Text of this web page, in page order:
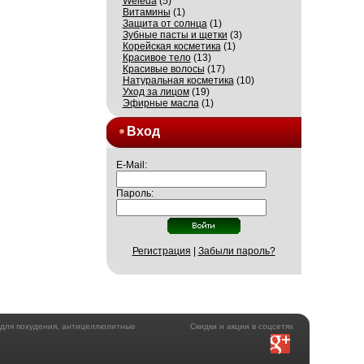
Витамины (1)
Защита от солнца(1)
Зубные пасты и щетки (3)
Корейская косметика(1)
Красивое тело(13)
Красивые волосы (17)
Натуральная косметика(10)
Уход за лицом(19)
Эфирные масла(1)
Вход
E-Mail:
Пароль:
Регистрация Забыли пароль?
Скидки и акции в соцсетях
похудения, антицеллюлитные